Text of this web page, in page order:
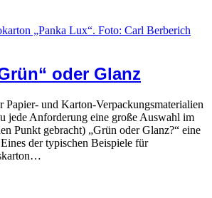
oder Glanz
Papier- und Karton-Verpackungsmaterialien
jede Anforderung eine große Auswahl im
Punkt gebracht) „Grün oder Glanz?“ eine
der typischen Beispiele für